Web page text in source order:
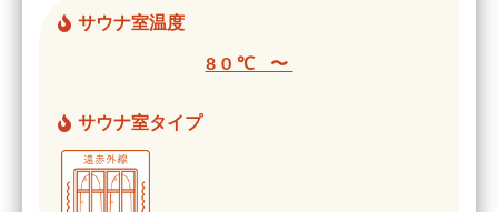
サウナ室温度
80℃ 〜
サウナ室タイプ